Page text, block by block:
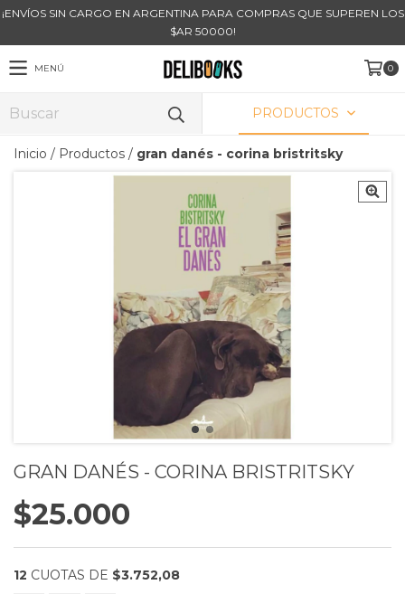
¡ENVÍOS SIN CARGO EN ARGENTINA PARA COMPRAS QUE SUPEREN LOS
$AR 50000!
MENÚ 0
PRODUCTOS
Inicio / Productos / gran danés - corina bristritsky
GRAN DANÉS - CORINA BRISTRITSKY
$25.000
12 CUOTAS DE $3.752,08